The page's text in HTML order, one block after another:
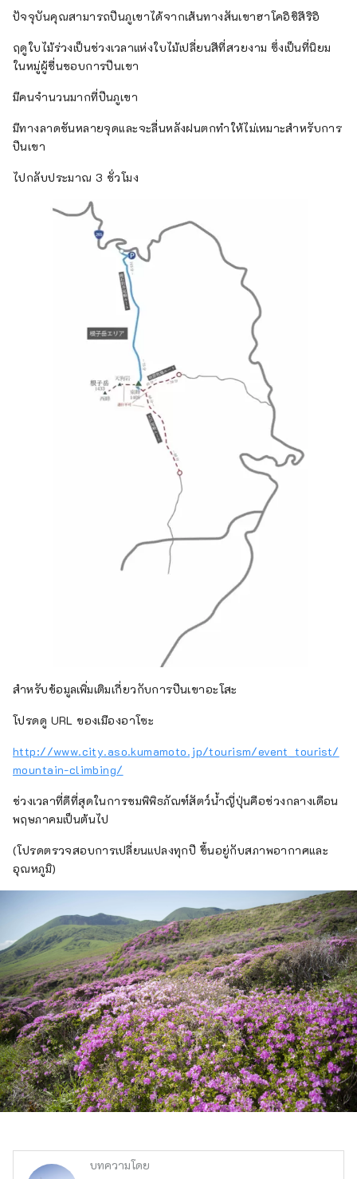
ปัจจุบันคุณสามารถปีนภูเขาได้จากเส้นทางสันเขาฮาโคอิชิสึริอิ
ฤดูใบไม้ร่วงเป็นช่วงเวลาแห่งใบไม้เปลี่ยนสีที่สวยงาม ซึ่งเป็นที่นิยม
ในหมู่ผู้ชื่นชอบการปีนเขา
มีคนจำนวนมากที่ปีนภูเขา
มีทางลาดชันหลายจุดและจะลื่นหลังฝนตกทำให้ไม่เหมาะสำหรับการ
ปีนเขา
ไปกลับประมาณ 3 ชั่วโมง
สำหรับข้อมูลเพิ่มเติมเกี่ยวกับการปีนเขาอะโสะ
โปรดดู URL ของเมืองอาโซะ
http://www.city.aso.kumamoto.jp/tourism/event_tourist/
mountain-climbing/
ช่วงเวลาที่ดีที่สุดในการชมพิพิธภัณฑ์สัตว์น้ำญี่ปุ่นคือช่วงกลางเดือน
พฤษภาคมเป็นต้นไป
(โปรดตรวจสอบการเปลี่ยนแปลงทุกปี ขึ้นอยู่กับสภาพอากาศและ
อุณหภูมิ)
บทความโดย